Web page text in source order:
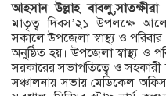
আহসান উল্লাহ বাবলু,সাতক্ষীরা
মাতৃত্ব দিবস’২১ উপলক্ষে
সকালে উপজেলা স্বাস্থ্য ও
অনুষ্ঠিত হয়। উপজেলা স্বাস্থ্য ও
সরকারের সভাপতিত্বে ও সহকারী
সঞ্চালনায় সভায় মেডিকেল